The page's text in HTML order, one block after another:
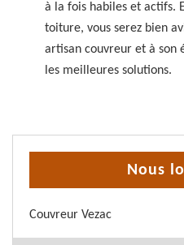
à la fois habiles et actifs.
toiture, vous serez bien
artisan couvreur et à son
les meilleures solutions.
Nous
Couvreur Vezac